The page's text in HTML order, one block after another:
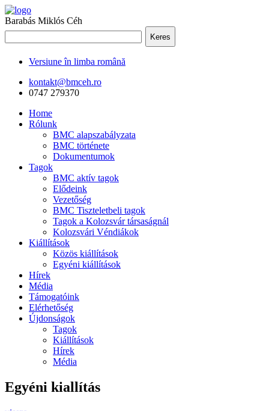
Barabás Miklós Céh
Keres
Versiune în limba română
kontakt@bmceh.ro
0747 279370
Home
Rólunk
BMC alapszabályzata
BMC története
Dokumentumok
Tagok
BMC aktív tagok
Elődeink
Vezetőség
BMC Tiszteletbeli tagok
Tagok a Kolozsvár társaságnál
Kolozsvári Véndiákok
Kiállítások
Közös kiállítások
Egyéni kiállítások
Hírek
Média
Támogatóink
Elérhetőség
Újdonságok
Tagok
Kiállítások
Hírek
Média
Egyéni kiallítás